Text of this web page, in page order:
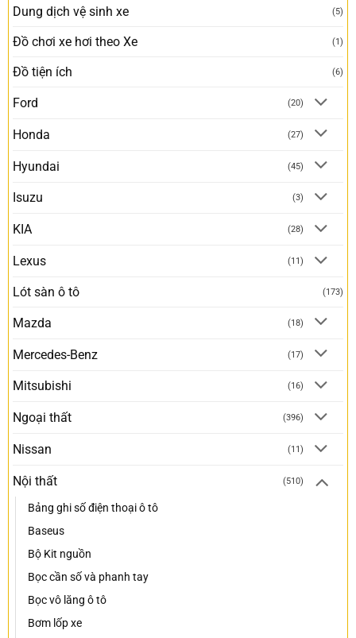
Dung dịch vệ sinh xe (5)
Đồ chơi xe hơi theo Xe (1)
Đồ tiện ích (6)
Ford (20)
Honda (27)
Hyundai (45)
Isuzu (3)
KIA (28)
Lexus (11)
Lót sàn ô tô (173)
Mazda (18)
Mercedes-Benz (17)
Mitsubishi (16)
Ngoại thất (396)
Nissan (11)
Nội thất (510)
Bảng ghi số điện thoại ô tô
Baseus
Bộ Kit nguồn
Bọc cần số và phanh tay
Bọc vô lăng ô tô
Bơm lốp xe